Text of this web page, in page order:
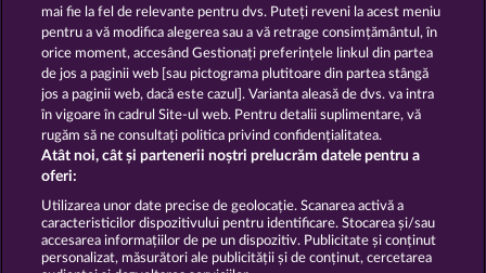
Termeni și condiții
Declarație de confidențialitate
Asistență tehnică Firmă
Trimite Cererea de Retragere
mai fie la fel de relevante pentru dvs. Puteți reveni la acest meniu
pentru a vă modifica alegerea sau a vă retrage consimțământul, în
orice moment, accesând Gestionați preferințele linkul din partea
de jos a paginii web [sau pictograma plutitoare din partea stângă
jos a paginii web, dacă este cazul]. Varianta aleasă de dvs. va intra
în vigoare în cadrul Site-ul web. Pentru detalii suplimentare, vă
rugăm să ne consultați politica privind confidențialitatea.
Atât noi, cât și partenerii noștri prelucrăm datele pentru a
oferi:
Utilizarea unor date precise de geolocație. Scanarea activă a
caracteristicilor dispozitivului pentru identificare. Stocarea și/sau
accesarea informațiilor de pe un dispozitiv. Publicitate și conținut
personalizat, măsurători ale publicității și de conținut, cercetarea